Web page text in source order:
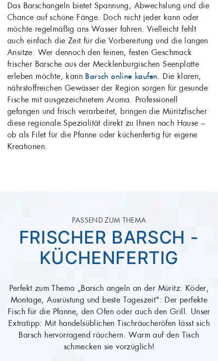
Das Barschangeln bietet Spannung, Abwechslung und die
Chance auf schöne Fänge. Doch nicht jeder kann oder
möchte regelmäßig ans Wasser fahren. Vielleicht fehlt
auch einfach die Zeit für die Vorbereitung und die langen
Ansitze. Wer dennoch den feinen, festen Geschmack
frischer Barsche aus der Mecklenburgischen Seenplatte
erleben möchte, kann Barsch online kaufen. Die klaren,
nährstoffreichen Gewässer der Region sorgen für gesunde
Fische mit ausgezeichnetem Aroma. Professionell
gefangen und frisch verarbeitet, bringen die Müritzfischer
diese regionale Spezialität direkt zu Ihnen nach Hause –
ob als Filet für die Pfanne oder küchenfertig für eigene
Kreationen.
PASSEND ZUM THEMA
MÜRITZ-BARSCH –
KÜCHENFERTIG,
Perfekt zum Thema „Barsch angeln an der Müritz: Köder,
Montage, Ausrüstung und beste Tageszeit": Müritz-Barsch
– küchenfertig, tiefgefroren – der perfekte Fisch für die
Pfanne, den Ofen oder den Grill. Kleiner Extratipp: Mit